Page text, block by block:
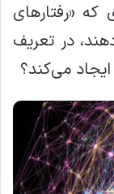
«رفتارهای
در تعریف
می‌کند؟